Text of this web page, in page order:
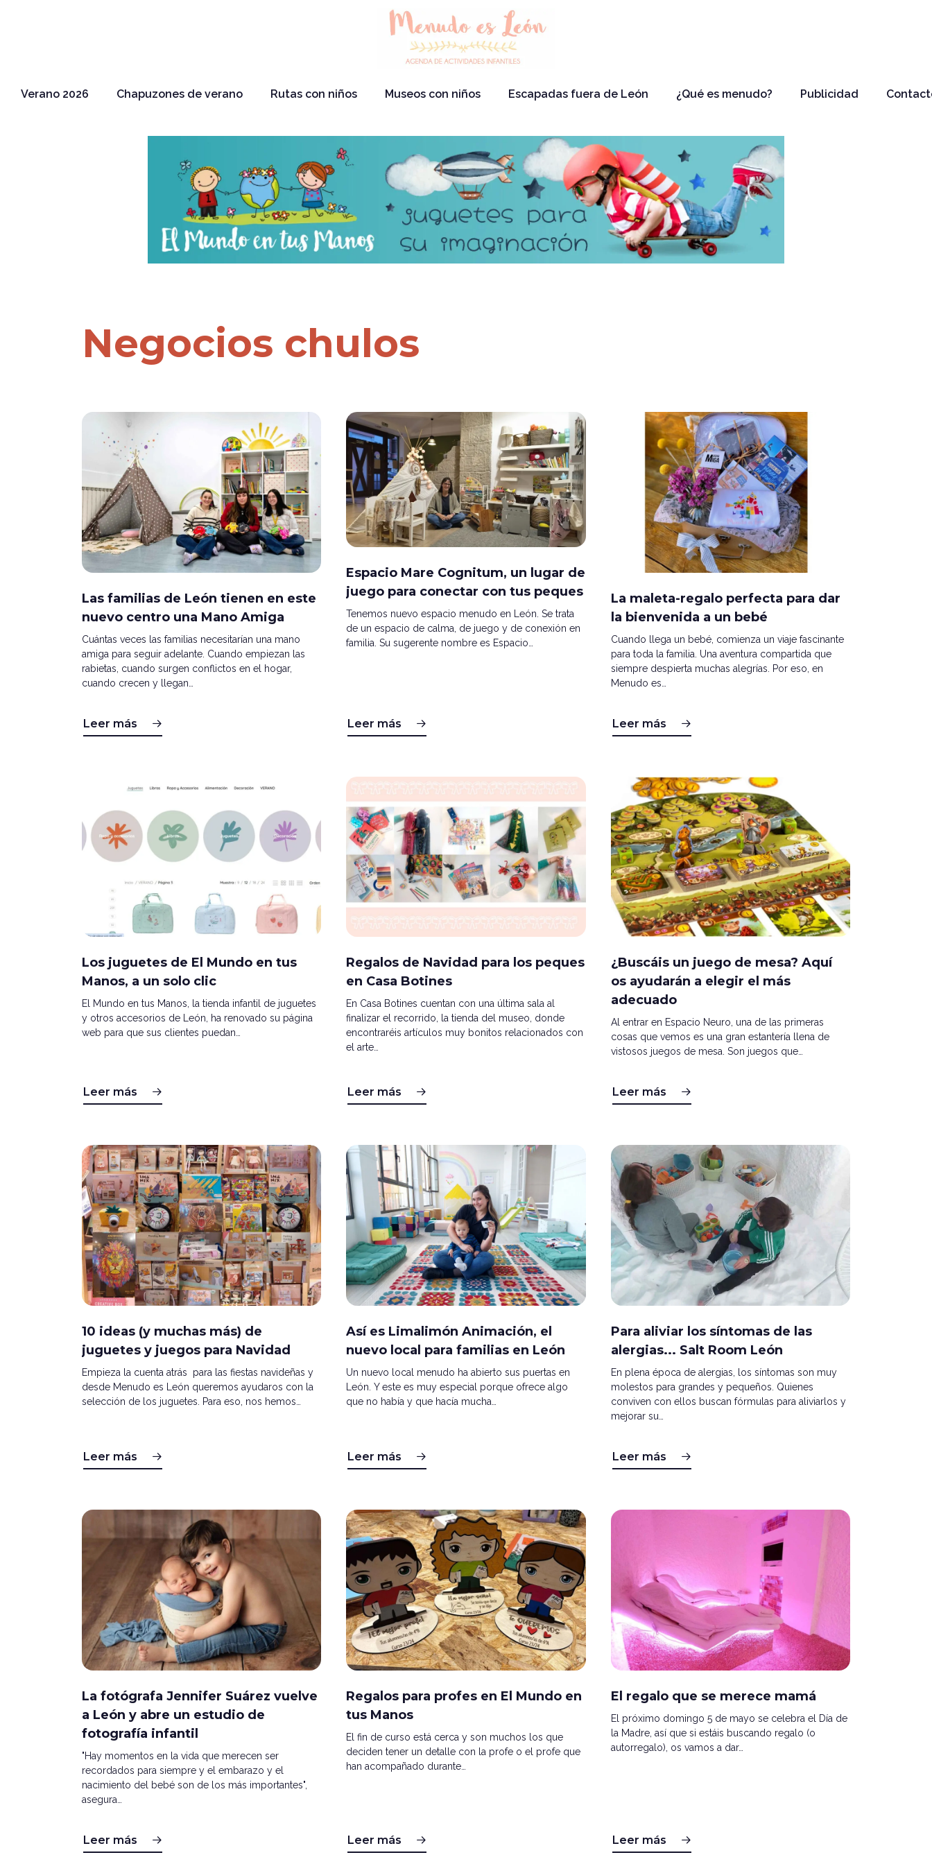
Verano 2026 Chapuzones de verano Rutas con niños Museos con niños Escapadas fuera de León ¿Qué es menudo? Publicidad
Negocios chulos
Las familias de León tienen en este
nuevo centro una Mano Amiga
Cuántas veces las familias necesitarían una mano
amiga para seguir adelante. Cuando empiezan las
rabietas, cuando surgen conflictos en el hogar,
cuando crecen y llegan…
Leer más
Espacio Mare Cognitum, un lugar de
juego para conectar con tus peques
Tenemos nuevo espacio menudo en León. Se trata
de un espacio de calma, de juego y de conexión en
familia. Su sugerente nombre es Espacio…
Leer más
La maleta-regalo perfecta para dar
la bienvenida a un bebé
Cuando llega un bebé, comienza un viaje fascinante
para toda la familia. Una aventura compartida que
siempre despierta muchas alegrías. Por eso, en
Menudo es…
Leer más
Los juguetes de El Mundo en tus
Manos, a un solo clic
El Mundo en tus Manos, la tienda infantil de juguetes
y otros accesorios de León, ha renovado su página
web para que sus clientes puedan…
Leer más
Regalos de Navidad para los peques
en Casa Botines
En Casa Botines cuentan con una última sala al
finalizar el recorrido, la tienda del museo, donde
encontraréis artículos muy bonitos relacionados con
el arte…
Leer más
¿Buscáis un juego de mesa? Aquí
os ayudarán a elegir el más
adecuado
Al entrar en Espacio Neuro, una de las primeras
cosas que vemos es una gran estantería llena de
vistosos juegos de mesa. Son juegos que…
Leer más
10 ideas (y muchas más) de
juguetes y juegos para Navidad
Empieza la cuenta atrás para las fiestas navideñas y
desde Menudo es León queremos ayudaros con la
selección de los juguetes. Para eso, nos hemos…
Leer más
Así es Limalimón Animación, el
nuevo local para familias en León
Un nuevo local menudo ha abierto sus puertas en
León. Y este es muy especial porque ofrece algo
que no había y que hacía mucha…
Leer más
Para aliviar los síntomas de las
alergias... Salt Room León
En plena época de alergias, los síntomas son muy
molestos para grandes y pequeños. Quienes
conviven con ellos buscan fórmulas para aliviarlos y
mejorar su…
Leer más
La fotógrafa Jennifer Suárez vuelve
a León y abre un estudio de
fotografía infantil
"Hay momentos en la vida que merecen ser
recordados para siempre y el embarazo y el
nacimiento del bebé son de los más importantes",
asegura…
Leer más
Regalos para profes en El Mundo en
tus Manos
El fin de curso está cerca y son muchos los que
deciden tener un detalle con la profe o el profe que
han acompañado durante…
Leer más
El regalo que se merece mamá
El próximo domingo 5 de mayo se celebra el Día de
la Madre, así que si estáis buscando regalo (o
autorregalo), os vamos a dar…
Leer más